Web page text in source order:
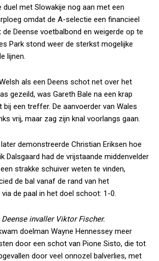
duel met Slowakije nog aan met een
omdat de A-selectie een financieel
Deense voetbalbond en weigerde op te
Park stond weer de sterkst mogelijke
lijnen.
als een Deens schot net over het
gezeild, was Gareth Bale na een krap
een treffer. De aanvoerder van Wales
vrij, maar zag zijn knal voorlangs gaan.
demonstreerde Christian Eriksen hoe
Dalsgaard had de vrijstaande middenvelder
strakke schuiver weten te vinden,
de bal vanaf de rand van het
de paal in het doel schoot: 1-0.
invaller Viktor Fischer.
doelman Wayne Hennessey meer
door een schot van Pione Sisto, die tot
door veel onnozel balverlies, met